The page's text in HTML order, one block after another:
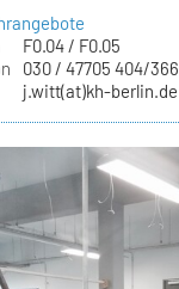
F0.04 / F0.05
030 / 47705 404/366
j.witt(at)kh-berlin.de